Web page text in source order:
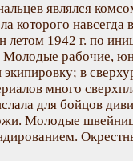
являлся
которого
летом 1942 г. по
Молодые рабочие,
в
много
для бойцов
Молодые